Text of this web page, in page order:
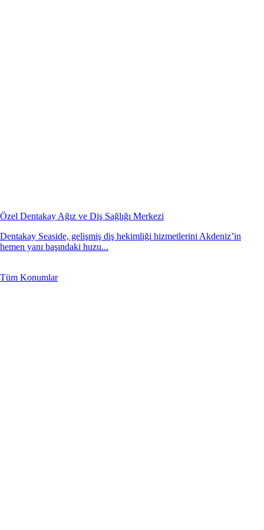
Özel Dentakay Ağız ve Diş Sağlığı Merkezi
Dentakay Seaside, gelişmiş diş hekimliği hizmetlerini Akdeniz’in
hemen yanı başındaki huzu...
Tüm Konumlar